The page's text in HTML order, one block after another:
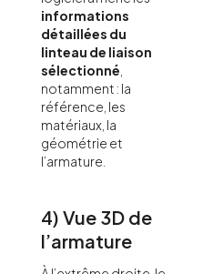
informations
détaillées du
linteau de liaison
sélectionné
notamment : la
référence, les
matériaux, la
géométrie et
l’armature.
4) Vue 3D de
l’armature